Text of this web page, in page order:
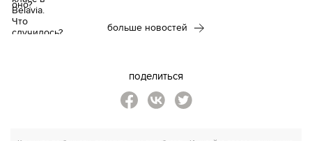
больше новостей
поделиться